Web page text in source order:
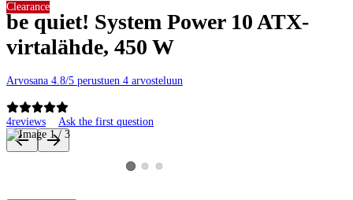
be quiet! System Power 10 ATX-
virtalähde, 450 W
Arvosana 4.8/5 perustuen 4 arvosteluun
4reviews Ask the first question
Clearance
Product images and videos
View product image 1
View product image 2
View product image 3